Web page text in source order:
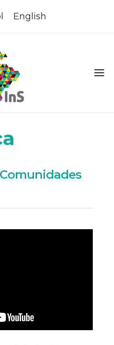
English